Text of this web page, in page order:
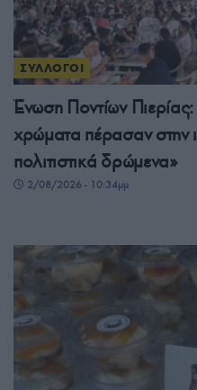
ΣΥΛΛΟΓΟΙ
Ένωση Ποντίων
χρώματα πέρασαν στην
πολιτιστικά δρώμενα»
2/08/2026 - 10:34μμ